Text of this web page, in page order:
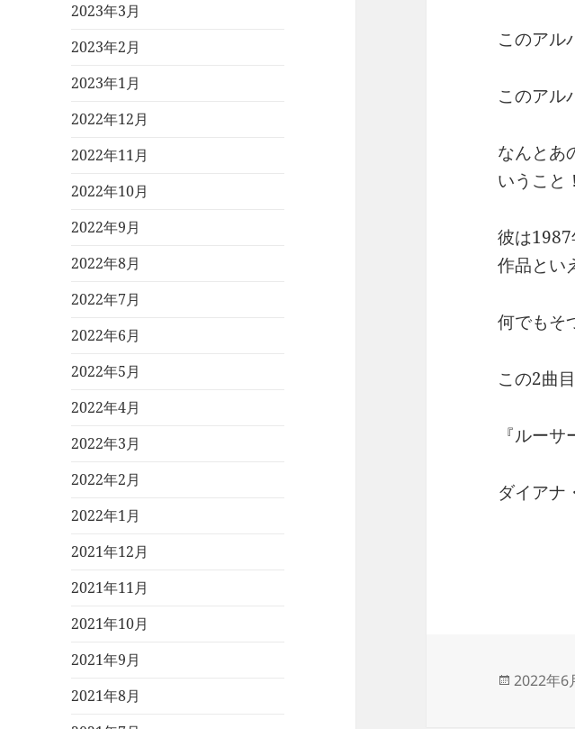
2023年3月
2023年2月
2023年1月
2022年12月
2022年11月
2022年10月
2022年9月
2022年8月
2022年7月
2022年6月
2022年5月
2022年4月
2022年3月
2022年2月
2022年1月
2021年12月
2021年11月
2021年10月
2021年9月
2021年8月
このアル
このアル
なんとあ
いうこと！
彼は
作品とい
何でもそ
この2曲
『ルー
ダイアナ
投
2022年6